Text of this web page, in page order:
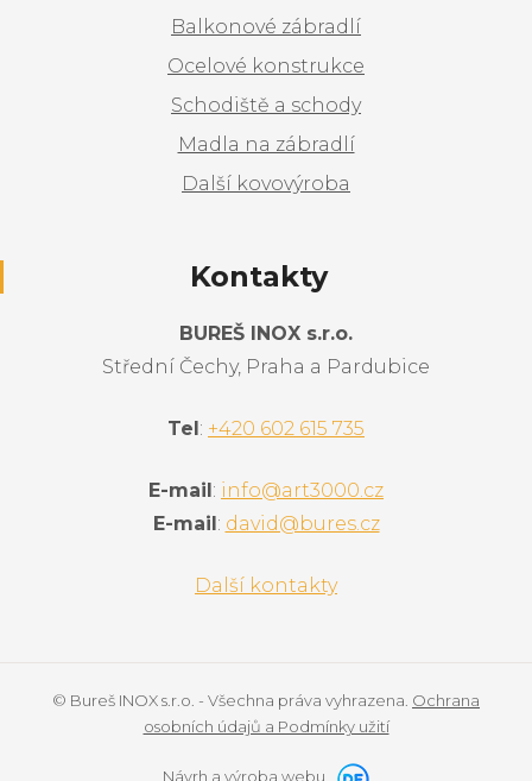
Balkonové zábradlí
Ocelové konstrukce
Schodiště a schody
Madla na zábradlí
Další kovovýroba
Kontakty
BUREŠ INOX s.r.o.
Střední Čechy, Praha a Pardubice
Tel: +420 602 615 735
E-mail: info@art3000.cz
E-mail: david@bures.cz
Další kontakty
© Bureš INOX s.r.o. - Všechna práva vyhrazena. Ochrana
osobních údajů a Podmínky užití
Návrh a výroba webu